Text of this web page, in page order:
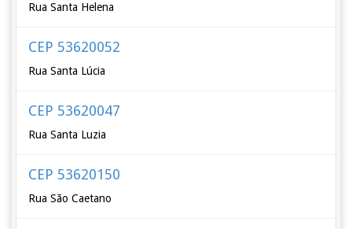
Rua Santa Helena
CEP 53620052
Rua Santa Lúcia
CEP 53620047
Rua Santa Luzia
CEP 53620150
Rua São Caetano